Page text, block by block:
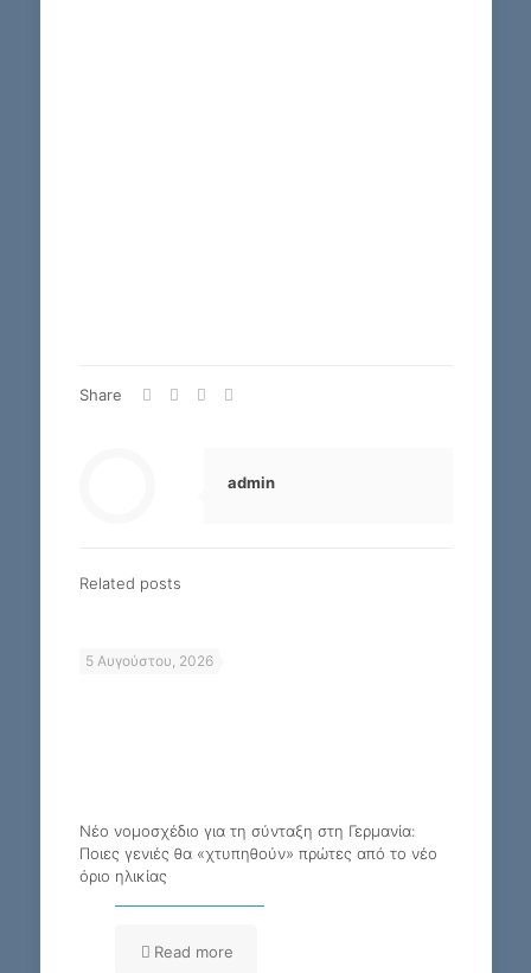
Share
admin
Related posts
5 Αυγούστου, 2026
Νέο νομοσχέδιο για τη σύνταξη στη Γερμανία:
Ποιες γενιές θα «χτυπηθούν» πρώτες από το νέο
όριο ηλικίας
Read more